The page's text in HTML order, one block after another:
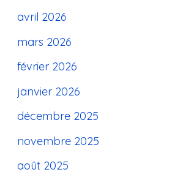
avril 2026
mars 2026
février 2026
janvier 2026
décembre 2025
novembre 2025
août 2025